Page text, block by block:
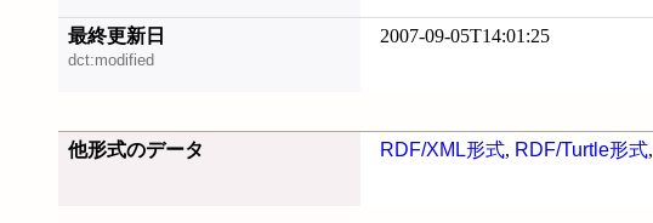
最終更新日
dct:modified
2007-09-05T14:01:25
他形式のデータ RDF/XML形式, RDF/Turtle形式,